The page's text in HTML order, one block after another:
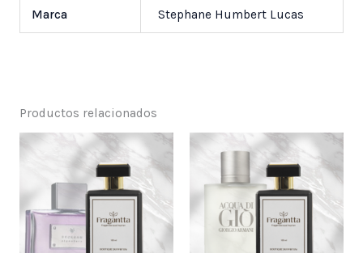
Marca Stephane Humbert Lucas
Productos relacionados
Price
$ 25,000
through
$ 55,000
Price
$ 25,000
through
$ 55,000